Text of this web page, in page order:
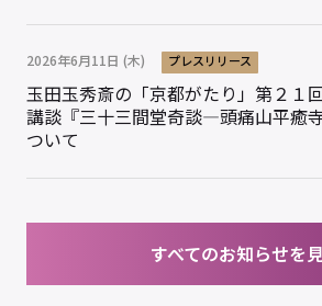
2026年6月11日 (木) プレスリリース
玉田玉秀斎の「京都がたり」第２１
講談『三十三間堂奇談―頭痛山平癒
ついて
すべてのお知らせを